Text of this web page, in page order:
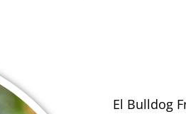
El Bulldog